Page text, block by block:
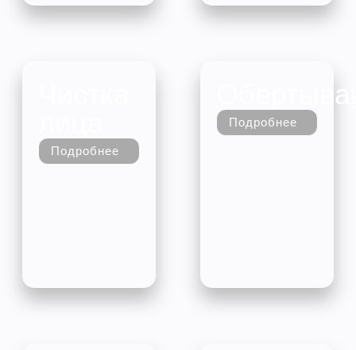
Подробнее
Подробнее